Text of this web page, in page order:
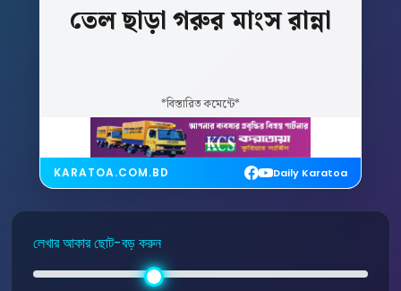
তেলছাড়াগরুরমাংসরান্না
*বিস্তারিত কমেন্টে*
KARATOA.COM.BD Daily Karatoa
লেখার আকার ছোট-বড় করুন